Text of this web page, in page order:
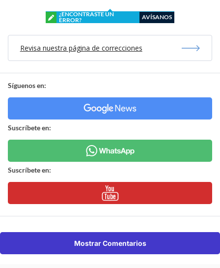
¿ENCONTRASTE UN
ERROR?
AVÍSANOS
Revisa nuestra página de correcciones
Síguenos en:
Suscríbete en:
Suscríbete en:
Mostrar Comentarios